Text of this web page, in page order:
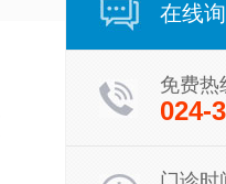
在线
免费热
024-